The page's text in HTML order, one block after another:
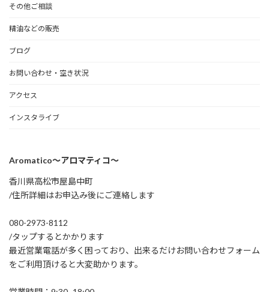
その他ご相談
精油などの販売
ブログ
お問い合わせ・空き状況
アクセス
インスタライブ
Aromatico～アロマティコ～
香川県高松市屋島中町
/住所詳細はお申込み後にご連絡します
080-2973-8112
/タップするとかかります
最近営業電話が多く困っており、出来るだけお問い合わせフォーム
をご利用頂けると大変助かります。